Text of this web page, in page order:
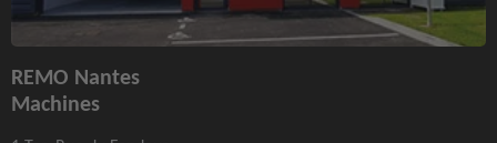
REMO Nantes
Machines